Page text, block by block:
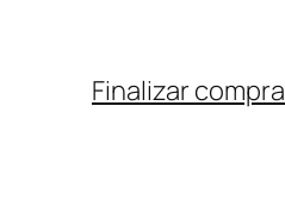
Finalizar compra